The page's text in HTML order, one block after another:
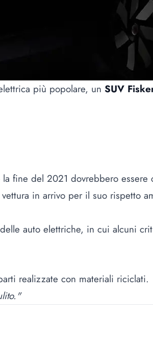
più popolare, un SUV
la fine del 2021 dovrebbero
in arrivo per il suo rispetto
auto elettriche, in cui alcuni
realizzate con materiali riciclati.